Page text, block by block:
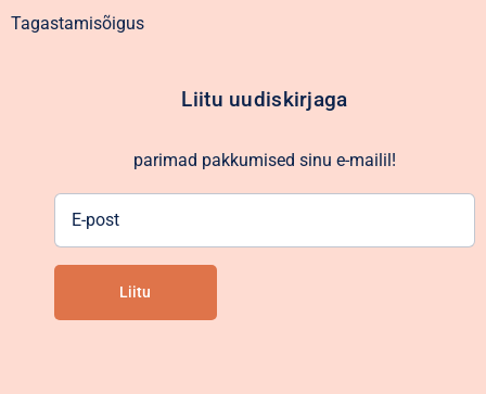
Tagastamisõigus
Liitu uudiskirjaga
parimad pakkumised sinu e-mailil!
Liitu